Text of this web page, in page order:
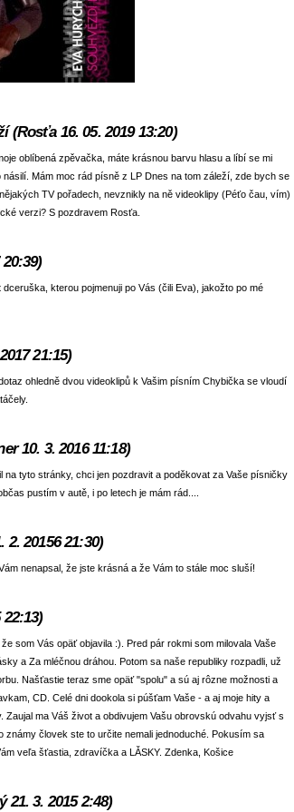
(Rosťa 16. 05. 2019 13:20)
oblíbená zpěvačka, máte krásnou barvu hlasu a líbí se mi
násilí. Mám moc rád písně z LP Dnes na tom záleží, zde bych se
TV pořadech, nevznikly na ně videoklipy (Péťo čau, vím)
verzi? S pozdravem Rosťa.
20:39)
kterou pojmenuji po Vás (čili Eva), jakožto po mé
21:15)
ohledně dvou videoklipů k Vašim písním Chybička se vloudí
10. 3. 2016 11:18)
na tyto stránky, chci jen pozdravit a poděkovat za Vaše písničky
pustím v autě, i po letech je mám rád....
2. 20156 21:30)
nenapsal, že jste krásná a že Vám to stále moc sluší!
22:13)
som Vás opäť objavila :). Pred pár rokmi som milovala Vaše
a Za mléčnou dráhou. Potom sa naše republiky rozpadli, už
Našťastie teraz sme opäť "spolu" a sú aj rôzne možnosti a
CD. Celé dni dookola si púšťam Vaše - a aj moje hity a
ma Váš život a obdivujem Vašu obrovskú odvahu vyjsť s
známy človek ste to určite nemali jednoduché. Pokusím sa
veľa šťastia, zdravíčka a LǍSKY. Zdenka, Košice
21. 3. 2015 2:48)